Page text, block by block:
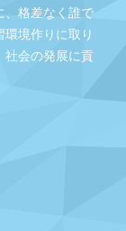
、格差なく誰で
境作りに取り
社会の発展に貢